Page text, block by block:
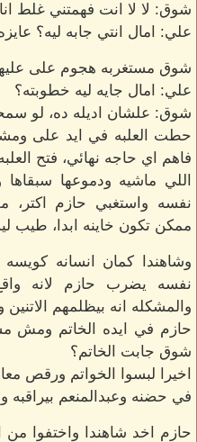
شوق: لا لا انت فهمتني غلط
علي: امال انتي جابه ليه؟
شوق مستغربه هجوم على
علي: امال جايه ليه خطوبته؟
شوق: علشان اديله ده، لو
حطت العلبه في ايد على
فاهم اي حاجه نهائي، فتح
اللي ماشيه ودموعها
نفسه واستغبي حازم
ممكن تكون خاينه ابدا، طيب
وشاهندا كمان انسانه
نفسه يضرب حازم لانه
والمشكله انه بيظلمهم
حازم في ايده الخاتم ومش
شوق جابت الخاتم؟
اخيرا لبسوا الخواتم ورقص
في حضنه وعبدالمنعم بيراقبه
حازم اخد شاهندا واختفوا من